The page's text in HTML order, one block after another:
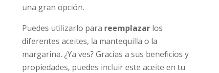
una gran opción.
Puedes utilizarlo para reemplazar los
diferentes aceites, la mantequilla o la
margarina. ¿Ya ves? Gracias a sus beneficios y
propiedades, puedes incluir este aceite en tu